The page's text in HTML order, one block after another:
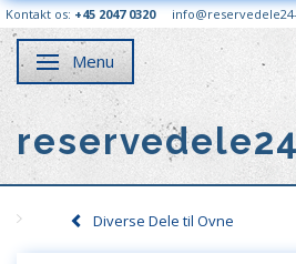
Kontakt os: +45 2047 0320
Skifte navigation
Menu
Diverse Dele til Ovne